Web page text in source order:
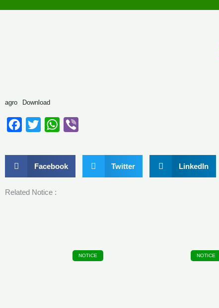
to
agro Download
Facebook
Twitter WhatsApp
Facebook Twitter LinkedIn
Related Notice :
NOTICE NOTICE